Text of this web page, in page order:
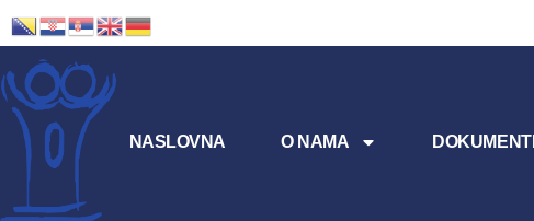
NASLOVNA O NAMA DOKUMENTI